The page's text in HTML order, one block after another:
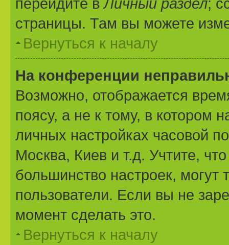
страницы. Там вы можете
Вернуться к началу
На конференции
Возможно, отображается
поясу, а не к тому, в котором
личных настройках часовой
Москва, Киев и т.д. Учтите,
большинство настроек, могут
пользователи. Если вы не
момент сделать это.
Вернуться к началу